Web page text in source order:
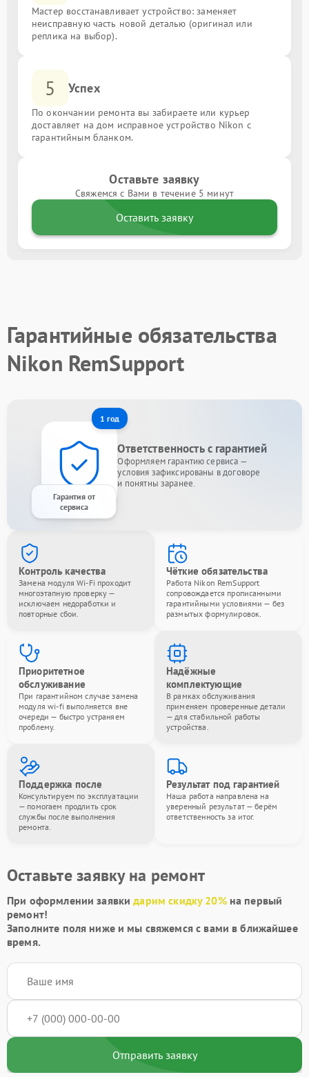
Мастер восстанавливает устройство: заменяет
неисправную часть новой деталью (оригинал или
реплика на выбор).
5 Успех
По окончании ремонта вы забираете или курьер
доставляет на дом исправное устройство Nikon с
гарантийным бланком.
Оставьте заявку
Свяжемся с Вами в течение 5 минут
Оставить заявку
Гарантийные обязательства
Nikon RemSupport
1 год
Гарантия от
сервиса
Ответственность с гарантией
Оформляем гарантию сервиса —
условия зафиксированы в договоре
и понятны заранее.
Контроль качества
Замена модуля Wi-Fi проходит
многоэтапную проверку —
исключаем недоработки и
повторные сбои.
Чёткие обязательства
Работа Nikon RemSupport
сопровождается прописанными
гарантийными условиями — без
размытых формулировок.
Приоритетное
обслуживание
При гарантийном случае замена
модуля wi-fi выполняется вне
очереди — быстро устраняем
проблему.
Надёжные
комплектующие
В рамках обслуживания
применяем проверенные детали
— для стабильной работы
устройства.
Поддержка после
Консультируем по эксплуатации
— помогаем продлить срок
службы после выполнения
ремонта.
Результат под гарантией
Наша работа направлена на
уверенный результат — берём
ответственность за итог.
Оставьте заявку на ремонт
При оформлении заявкидарим скидку 20%на первый
ремонт!
Заполните поля ниже и мы свяжемся с вами в ближайшее
время.
Отправить заявку